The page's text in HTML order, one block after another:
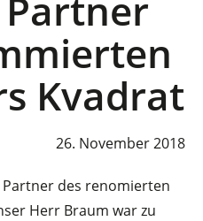
Kvadrat
26. November 2018
des renomierten
Herr Braum war zu